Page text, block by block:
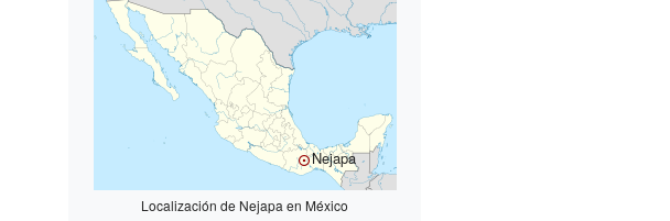
Nejapa
Localización de Nejapa en México